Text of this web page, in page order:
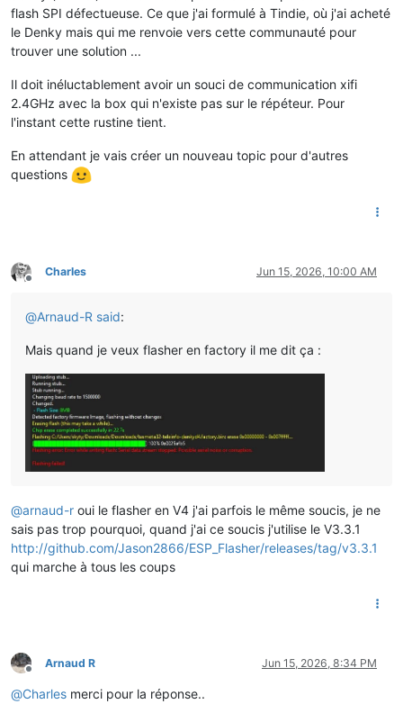
flash SPI défectueuse. Ce que j'ai formulé à Tindie, où j'ai acheté
le Denky mais qui me renvoie vers cette communauté pour
trouver une solution ...
Il doit inéluctablement avoir un souci de communication xifi
2.4GHz avec la box qui n'existe pas sur le répéteur. Pour
l'instant cette rustine tient.
En attendant je vais créer un nouveau topic pour d'autres
questions
Offline
Charles Jun 15, 2026, 10:00 AM
@Arnaud-R said:
Mais quand je veux flasher en factory il me dit ça :
@arnaud-r oui le flasher en V4 j'ai parfois le même soucis, je ne
sais pas trop pourquoi, quand j'ai ce soucis j'utilise le V3.3.1
http://github.com/Jason2866/ESP_Flasher/releases/tag/v3.3.1
qui marche à tous les coups
Offline
Arnaud R Jun 15, 2026, 8:34 PM
@Charles merci pour la réponse..